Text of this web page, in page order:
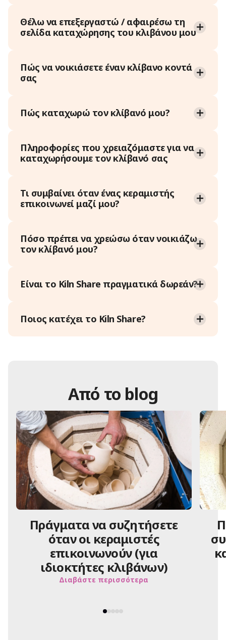
Θέλω να επεξεργαστώ / αφαιρέσω τη
σελίδα καταχώρησης του κλιβάνου μου
Πώς να νοικιάσετε έναν κλίβανο κοντά
σας
Πώς καταχωρώ τον κλίβανό μου?
Πληροφορίες που χρειαζόμαστε για να
καταχωρήσουμε τον κλίβανό σας
Τι συμβαίνει όταν ένας κεραμιστής
επικοινωνεί μαζί μου?
Πόσο πρέπει να χρεώσω όταν νοικιάζω
τον κλίβανό μου?
Είναι το Kiln Share πραγματικά δωρεάν?
Ποιος κατέχει το Kiln Share?
Από το blog
Πράγματα να συζητήσετε
όταν οι κεραμιστές
επικοινωνούν (για
ιδιοκτήτες κλιβάνων)
Διαβάστε περισσότερα